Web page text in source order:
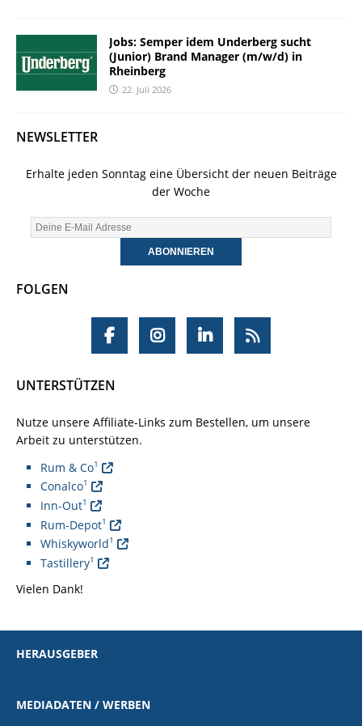
Jobs: Semper idem Underberg sucht
(Junior) Brand Manager (m/w/d) in
Rheinberg
22. Juli 2026
NEWSLETTER
Erhalte jeden Sonntag eine Übersicht der neuen Beiträge
der Woche
FOLGEN
UNTERSTÜTZEN
Nutze unsere Affiliate-Links zum Bestellen, um unsere
Arbeit zu unterstützen.
Rum & Co1
Conalco1
Inn-Out1
Rum-Depot1
Whiskyworld1
Tastillery1
Vielen Dank!
HERAUSGEBER
MEDIADATEN / WERBEN